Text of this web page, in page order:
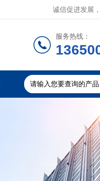
诚信促进发展
服务热线：